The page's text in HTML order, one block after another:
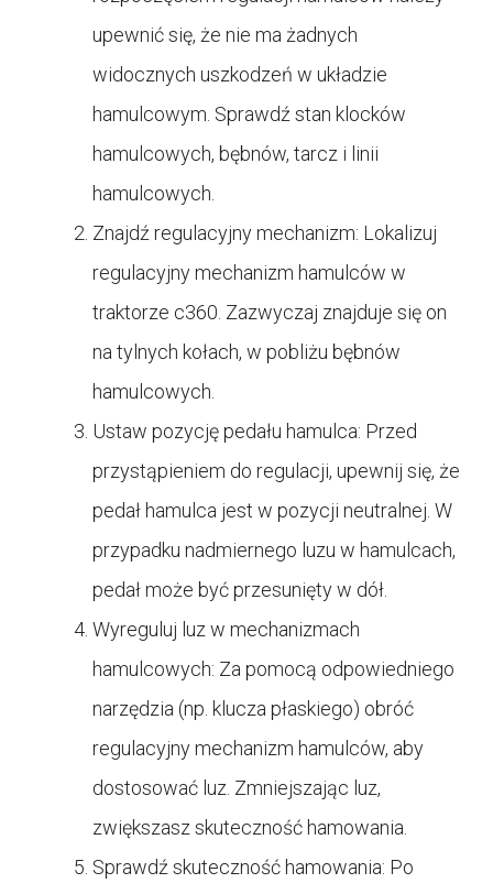
upewnić się, że nie ma żadnych
widocznych uszkodzeń w układzie
hamulcowym. Sprawdź stan klocków
hamulcowych, bębnów, tarcz i linii
hamulcowych.
Znajdź regulacyjny mechanizm: Lokalizuj
regulacyjny mechanizm hamulców w
traktorze c360. Zazwyczaj znajduje się on
na tylnych kołach, w pobliżu bębnów
hamulcowych.
Ustaw pozycję pedału hamulca: Przed
przystąpieniem do regulacji, upewnij się, że
pedał hamulca jest w pozycji neutralnej. W
przypadku nadmiernego luzu w hamulcach,
pedał może być przesunięty w dół.
Wyreguluj luz w mechanizmach
hamulcowych: Za pomocą odpowiedniego
narzędzia (np. klucza płaskiego) obróć
regulacyjny mechanizm hamulców, aby
dostosować luz. Zmniejszając luz,
zwiększasz skuteczność hamowania.
Sprawdź skuteczność hamowania: Po